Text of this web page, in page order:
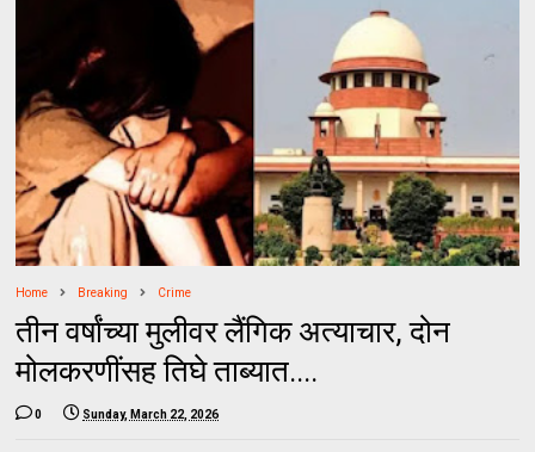
Home Breaking Crime
तीन वर्षांच्या मुलीवर लैंगिक अत्याचार, दोन
मोलकरणींसह तिघे ताब्यात....
0 Sunday, March 22, 2026